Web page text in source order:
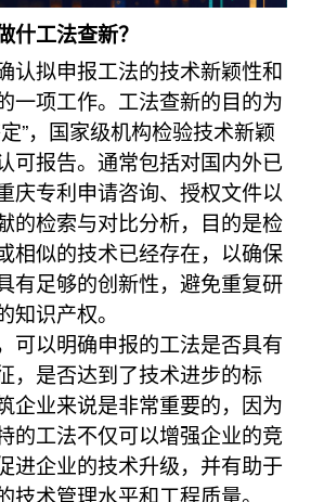
什工法查新？
认拟申报工法的技术新颖性和
一项工作。工法查新的目的为
”，国家级机构检验技术新颖
可报告。通常包括对国内外已
庆专利申请咨询、授权文件以
的检索与对比分析，目的是检
相似的技术已经存在，以确保
有足够的创新性，避免重复研
知识产权。
可以明确申报的工法是否具有
，是否达到了技术进步的标
企业来说是非常重要的，因为
的工法不仅可以增强企业的竞
进企业的技术升级，并有助于
技术管理水平和工程质量。